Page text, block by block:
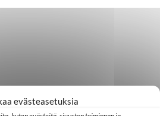
evästeasetuksia